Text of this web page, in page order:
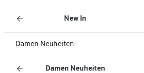
New In
Damen Neuheiten
Damen Neuheiten